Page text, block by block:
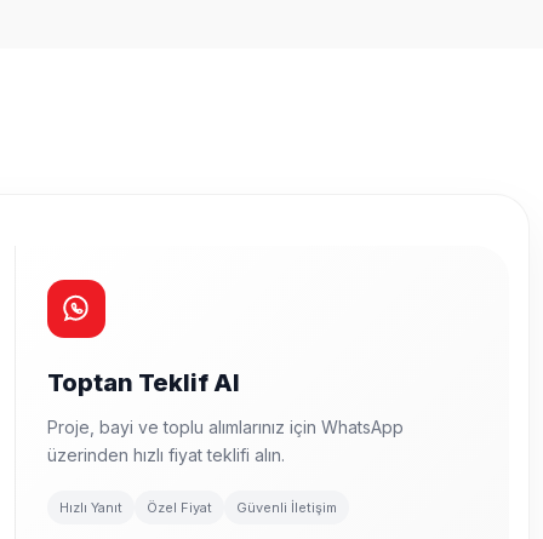
Toptan Teklif Al
Proje, bayi ve toplu alımlarınız için WhatsApp
üzerinden hızlı fiyat teklifi alın.
Hızlı Yanıt Özel Fiyat Güvenli İletişim